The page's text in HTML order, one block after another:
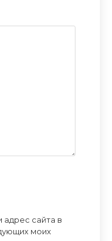
адрес сайта в
моих